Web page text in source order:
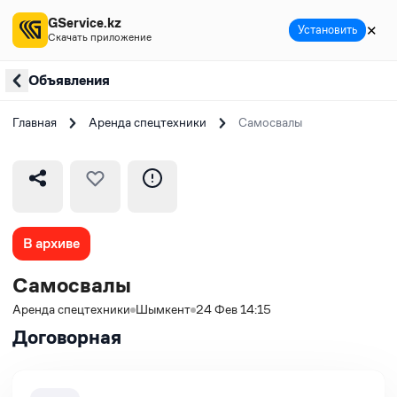
Объявления
Главная Аренда спецтехники Самосвалы
В архиве
Самосвалы
Аренда спецтехники Шымкент 24 Фев 14:15
Договорная
GService.kz
Скачать приложение Установить ✕